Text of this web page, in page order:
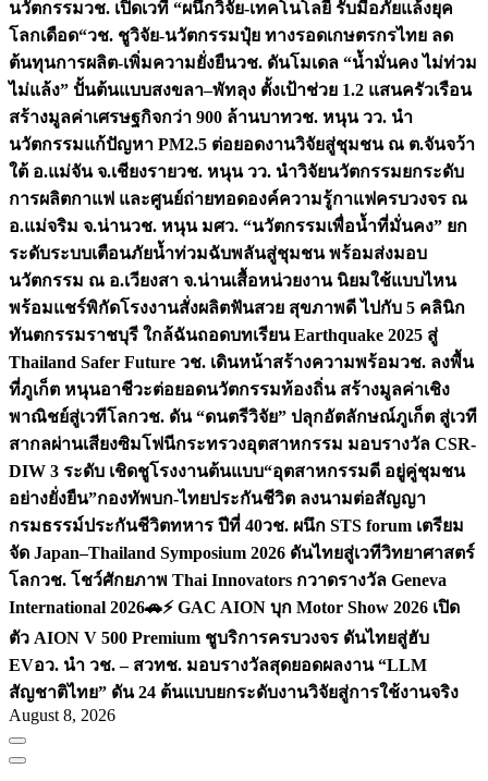
นวัตกรรมวช. เปิดเวที “ผนึกวิจัย-เทคโนโลยี รับมือภัยแล้งยุค
โลกเดือด“วช. ชูวิจัย-นวัตกรรมปุ๋ย ทางรอดเกษตรกรไทย ลด
ต้นทุนการผลิต-เพิ่มความยั่งยืนวช. ดันโมเดล “น้ำมั่นคง ไม่ท่วม
ไม่แล้ง” ปั้นต้นแบบสงขลา–พัทลุง ตั้งเป้าช่วย 1.2 แสนครัวเรือน
สร้างมูลค่าเศรษฐกิจกว่า 900 ล้านบาทวช. หนุน วว. นำ
นวัตกรรมแก้ปัญหา PM2.5 ต่อยอดงานวิจัยสู่ชุมชน ณ ต.จันจว้า
ใต้ อ.แม่จัน จ.เชียงรายวช. หนุน วว. นำวิจัยนวัตกรรมยกระดับ
การผลิตกาแฟ และศูนย์ถ่ายทอดองค์ความรู้กาแฟครบวงจร ณ
อ.แม่จริม จ.น่านวช. หนุน มศว. “นวัตกรรมเพื่อน้ำที่มั่นคง” ยก
ระดับระบบเตือนภัยน้ำท่วมฉับพลันสู่ชุมชน พร้อมส่งมอบ
นวัตกรรม ณ อ.เวียงสา จ.น่านเสื้อหน่วยงาน นิยมใช้แบบไหน
พร้อมแชร์พิกัดโรงงานสั่งผลิตฟันสวย สุขภาพดี ไปกับ 5 คลินิก
ทันตกรรมราชบุรี ใกล้ฉันถอดบทเรียน Earthquake 2025 สู่
Thailand Safer Future วช. เดินหน้าสร้างความพร้อมวช. ลงพื้น
ที่ภูเก็ต หนุนอาชีวะต่อยอดนวัตกรรมท้องถิ่น สร้างมูลค่าเชิง
พาณิชย์สู่เวทีโลกวช. ดัน “ดนตรีวิจัย” ปลุกอัตลักษณ์ภูเก็ต สู่เวที
สากลผ่านเสียงซิมโฟนีกระทรวงอุตสาหกรรม มอบรางวัล CSR-
DIW 3 ระดับ เชิดชูโรงงานต้นแบบ“อุตสาหกรรมดี อยู่คู่ชุมชน
อย่างยั่งยืน”กองทัพบก-ไทยประกันชีวิต ลงนามต่อสัญญา
กรมธรรม์ประกันชีวิตทหาร ปีที่ 40วช. ผนึก STS forum เตรียม
จัด Japan–Thailand Symposium 2026 ดันไทยสู่เวทีวิทยาศาสตร์
โลกวช. โชว์ศักยภาพ Thai Innovators กวาดรางวัล Geneva
International 2026🚗⚡️ GAC AION บุก Motor Show 2026 เปิด
ตัว AION V 500 Premium ชูบริการครบวงจร ดันไทยสู่ฮับ
EVอว. นำ วช. – สวทช. มอบรางวัลสุดยอดผลงาน “LLM
สัญชาติไทย” ดัน 24 ต้นแบบยกระดับงานวิจัยสู่การใช้งานจริง
August 8, 2026